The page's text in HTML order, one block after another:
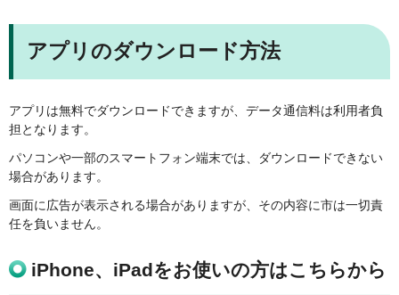
アプリのダウンロード方法
アプリは無料でダウンロードできますが、データ通信料は利用者負
担となります。
パソコンや一部のスマートフォン端末では、ダウンロードできない
場合があります。
画面に広告が表示される場合がありますが、その内容に市は一切責
任を負いません。
iPhone、iPadをお使いの方はこちらから